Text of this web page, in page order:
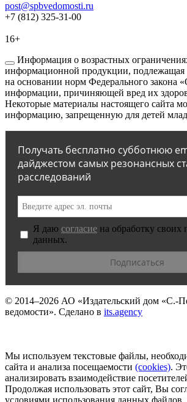
post@spbvedomosti.ru
+7 (812) 325-31-00
16+
Информация о возрастных
информационной продукции, подлежащая
на основании норм Федерального закона
информации, причиняющей вред их
Некоторые материалы настоящего сайта
информацию, запрещенную для детей
Получать бесплатно субботнюю
дайджестом самых резонансных
расследований
Я даю согласие на обработку своих
данных.
© 2014–2026 АО «Издательский дом «С.-
ведомости». Сделано в its.agency
Мы используем текстовые файлы,
сайта и анализа посещаемости (сookies).
анализировать взаимодействие
Продолжая использовать этот сайт, Вы
условиями использования данных